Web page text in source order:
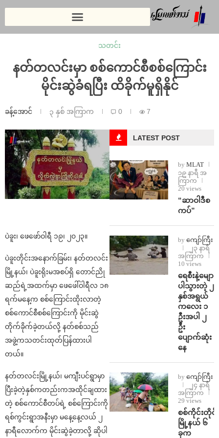
သတင်း
နတ်တလင်းမှာ စစ်ကောင်စီစစ်ကြောင်း
မိုင်းဆွဲခံရပြီး ထိခိုက်မူရှိနိုင်
ခန့်အောင် ၃ နှစ် အကြာက 0 7
ပဲခူး၊ ဖေဖော်ဝါရီ ၁၉၊ ၂၀၂၃။
ပဲခူးတိုင်းအနောက်ခြမ်း၊ နတ်တလင်း
မြို့နယ်၊ ပဲခူးရိုးမအစပ်ရှိ တောင်ညို
ဆည်ရဲ့အထက်မှာ ဖေဖေါ်ဝါရီလ ၁၈
ရက်မနေ့က စစ်ကြောင်းထိုးလာတဲ့
စစ်ကောင်စီစစ်ကြောင်းကို မိုင်းဆွဲ
တိုက်ခိုက်ခဲ့တယ်လို့ နတ်စစ်သည်
အဖွဲ့ကသတင်းထုတ်ပြန်ထားပါ
တယ်။
နတ်တလင်းမြို့နယ်၊ မကျီးပင်ရွာမှာ
ပြီးခဲ့တဲ့နှစ်ကတည်းကအထိုင်ချထား
တဲ့ စစ်ကောင်စီတပ်ရဲ့ စစ်ကြောင်းကို
ရစ်ကွင်းရွာအနီးမှာ မနေ့နေ့လယ် ၂
နာရီလောက်က မိုင်းဆွဲခဲ့တာလို့ ဆိုပါ
LATEST POST
by MLAT
၁၉ နာရီ အ
ကြာက
20 views
“ဆာဝါဒီစ
ကပ်”
by ကျော်ကြီး
၂၃ နာရီ
အကြာက
10 views
ရေစီးနဲ့မျော
ပါသွားတဲ့ ၂
နှစ်အရွယ်
ကလေး ၁
ဦးအပါ ၂
ဦး
ပျောက်ဆုံး
နေ
by ကျော်ကြီး
၂၄ နာရီ
အကြာက
29 views
စစ်ကိုင်းတိုင်း
မြို့နယ် ၆
ခုက